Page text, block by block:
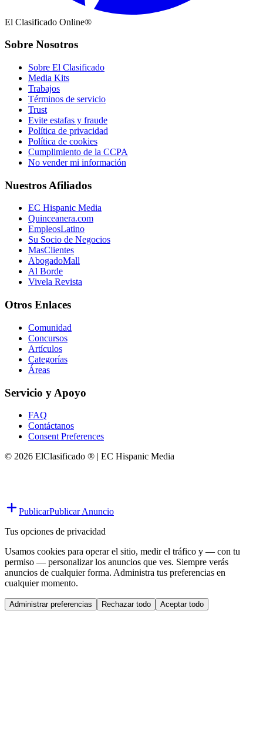
El Clasificado Online®
Sobre Nosotros
Sobre El Clasificado
Media Kits
Trabajos
Términos de servicio
Trust
Evite estafas y fraude
Política de privacidad
Política de cookies
Cumplimiento de la CCPA
No vender mi información
Nuestros Afiliados
EC Hispanic Media
Quinceanera.com
EmpleosLatino
Su Socio de Negocios
MasClientes
AbogadoMall
Al Borde
Vivela Revista
Otros Enlaces
Comunidad
Concursos
Artículos
Categorías
Áreas
Servicio y Apoyo
FAQ
Contáctanos
Consent Preferences
© 2026 ElClasificado ® | EC Hispanic Media
PublicarPublicar Anuncio
Tus opciones de privacidad
Usamos cookies para operar el sitio, medir el tráfico y — con tu
permiso — personalizar los anuncios que ves. Siempre verás
anuncios de cualquier forma. Administra tus preferencias en
cualquier momento.
Administrar preferencias Rechazar todo Aceptar todo